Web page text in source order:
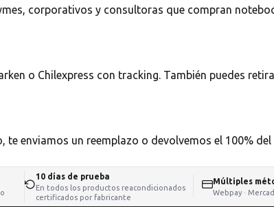
corporativos y consultoras que compran
o Chilexpress con tracking. También puedes
enviamos un reemplazo o devolvemos el 100%
10 días de prueba
En todos los productos reacondicionados
certificados por fabricante
Múltiples
Webpay ·